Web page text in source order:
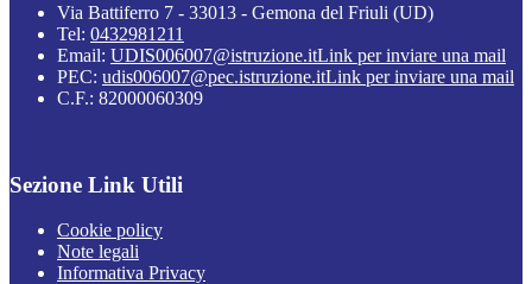
Via Battiferro 7 - 33013 - Gemona del Friuli (UD)
Tel: 0432981211
Email: UDIS006007@istruzione.itLink per inviare una mail
PEC: udis006007@pec.istruzione.itLink per inviare una mail
C.F.: 82000060309
Sezione Link Utili
Cookie policy
Note legali
Informativa Privacy